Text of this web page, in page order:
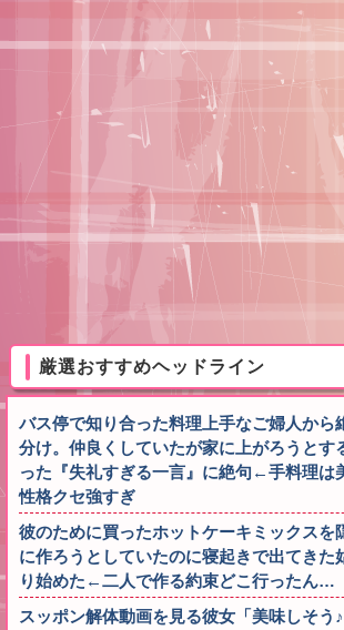
厳選おすすめヘッドライン
バス停で知り合った料理上手なご婦人から
分け。仲良くしていたが家に上がろうとす
った『失礼すぎる一言』に絶句←手料理は
性格クセ強すぎ
彼のために買ったホットケーキミックスを
に作ろうとしていたのに寝起きで出てきた
り始めた←二人で作る約束どこ行ったん…
スッポン解体動画を見る彼女「美味しそ